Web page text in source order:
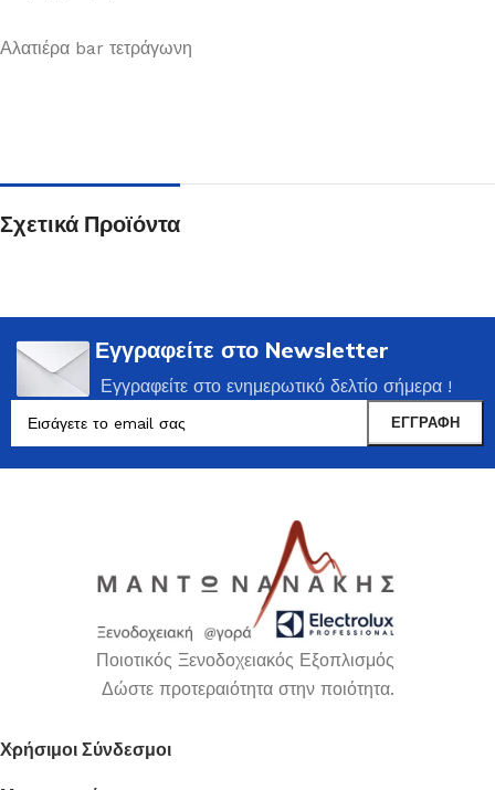
Αλατιέρα bar τετράγωνη
Σχετικά Προϊόντα
Εγγραφείτε στο Newsletter
Εγγραφείτε στο ενημερωτικό δελτίο σήμερα !
Ποιοτικός Ξενοδοχειακός Εξοπλισμός
Δώστε προτεραιότητα στην ποιότητα.
Χρήσιμοι Σύνδεσμοι